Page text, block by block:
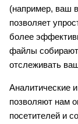
(например, ваш
позволяет
более
файлы
отслеживать
Аналитические
позволяют нам
посетителей и